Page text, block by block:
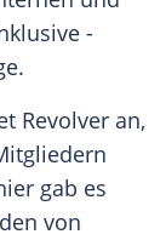
-
Revolver an,
gab es
von